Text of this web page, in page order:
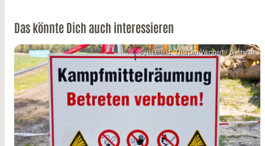
Das könnte Dich auch interessieren
Symbolbild: Thorben Wengert / pixelio.de